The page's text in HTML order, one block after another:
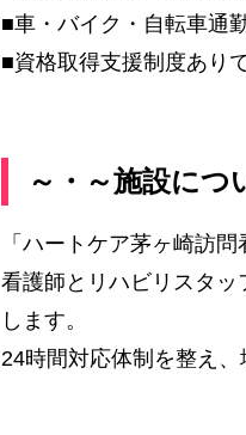
■車・バイク・自転車通
■資格取得支援制度あり
～・～施設につ
「ハートケア茅ヶ崎訪
看護師とリハビリスタ
します。
24時間対応体制を整え、